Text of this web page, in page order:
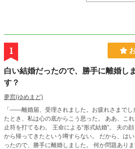
1
白い結婚だったので、勝手に離婚し
す？
夢窓(ゆめまど)
「――離婚届、受理されました。お疲れさまでした」 教会の事務官がそ
たとき、私は心の底からこう思った。 ああ、これでようやく三年分の無視に終
止符を打てるわ。 王命による“形式結婚”。 夫の顔も知らず、手紙もなし、戦地
から帰ってきたという噂すらない。 だから、はい、離婚。勝手に。 白い結婚だ
ったので、勝手に離婚しました。 何か問題ありま